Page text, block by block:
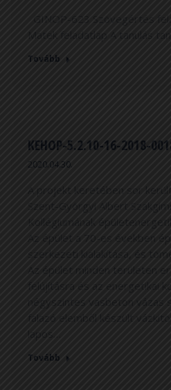
GINOP-623 Szövegértés
Matek feladatlap A tanulás
Tovább
KEHOP-5.2.10-16-2018-
2020.04.30.
A projekt keretében sor
Szent-Györgyi Albert
Kollégiumának
Az épület a 70-es években
szerkezeti kialakítása, és
Az épület minden területen
felújításra és az energetikai
négyszintes vasbeton vázas
falazó elemből készült
lapos…
Tovább